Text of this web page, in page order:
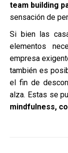
team building
sensación de
Si bien las
elementos
empresa
también es
el fin de
alza. Estas se
mindfulness,